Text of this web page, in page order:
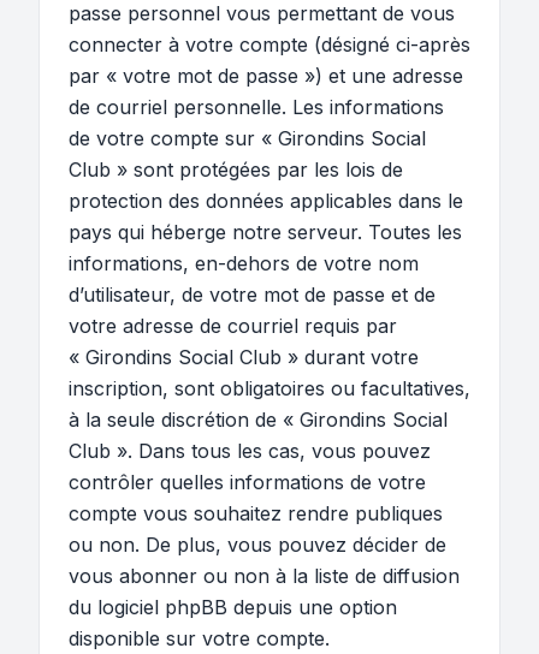
passe personnel vous permettant de vous
connecter à votre compte (désigné ci-après
par « votre mot de passe ») et une adresse
de courriel personnelle. Les informations
de votre compte sur « Girondins Social
Club » sont protégées par les lois de
protection des données applicables dans le
pays qui héberge notre serveur. Toutes les
informations, en-dehors de votre nom
d’utilisateur, de votre mot de passe et de
votre adresse de courriel requis par
« Girondins Social Club » durant votre
inscription, sont obligatoires ou facultatives,
à la seule discrétion de « Girondins Social
Club ». Dans tous les cas, vous pouvez
contrôler quelles informations de votre
compte vous souhaitez rendre publiques
ou non. De plus, vous pouvez décider de
vous abonner ou non à la liste de diffusion
du logiciel phpBB depuis une option
disponible sur votre compte.